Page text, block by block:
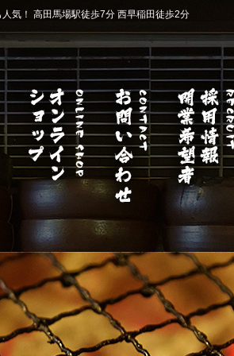
気！ 高田馬場駅徒歩7分 西早稲田徒歩2分